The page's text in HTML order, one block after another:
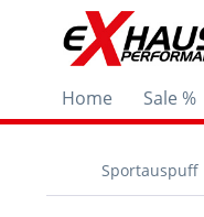
Home Sale %
Sportauspuff